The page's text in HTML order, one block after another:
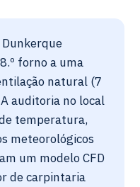
forno a uma
natural (7
auditoria no local
temperatura,
meteorológicos
um modelo CFD
de carpintaria